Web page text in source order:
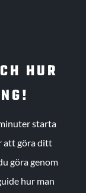
HUR
starta
att göra ditt
göra genom
hur man